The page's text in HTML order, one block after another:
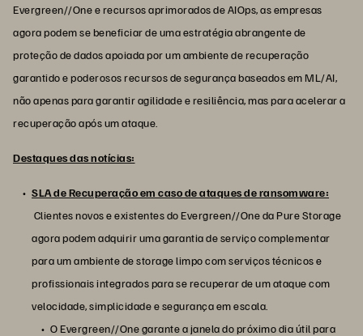
Evergreen//One e recursos aprimorados de AIOps, as empresas
agora podem se beneficiar de uma estratégia abrangente de
proteção de dados apoiada por um ambiente de recuperação
garantido e poderosos recursos de segurança baseados em ML/AI,
não apenas para garantir agilidade e resiliência, mas para acelerar a
recuperação após um ataque.
Destaques das notícias:
SLA de Recuperação em caso de ataques de ransomware:
Clientes novos e existentes do Evergreen//One da Pure Storage
agora podem adquirir uma garantia de serviço complementar
para um ambiente de storage limpo com serviços técnicos e
profissionais integrados para se recuperar de um ataque com
velocidade, simplicidade e segurança em escala.
O Evergreen//One garante a janela do próximo dia útil para